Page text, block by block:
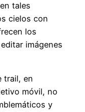
tales
cielos con
los
imágenes
trail, en
móvil, no
y